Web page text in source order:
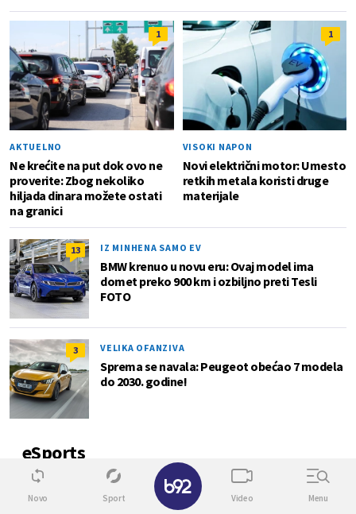
1
AKTUELNO
Ne krećite na put dok ovo ne
proverite: Zbog nekoliko
hiljada dinara možete ostati
na granici
1
VISOKI NAPON
Novi električni motor: Umesto
retkih metala koristi druge
materijale
13 IZ MINHENA SAMO EV
BMW krenuo u novu eru: Ovaj model ima
domet preko 900 km i ozbiljno preti Tesli
FOTO
3 VELIKA OFANZIVA
Sprema se navala: Peugeot obećao 7 modela
do 2030. godine!
eSports
Novo Sport Video Menu